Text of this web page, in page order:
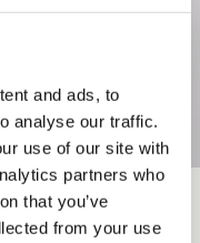
and ads, to
analyse our traffic.
use of our site with
partners who
that you’ve
from your use